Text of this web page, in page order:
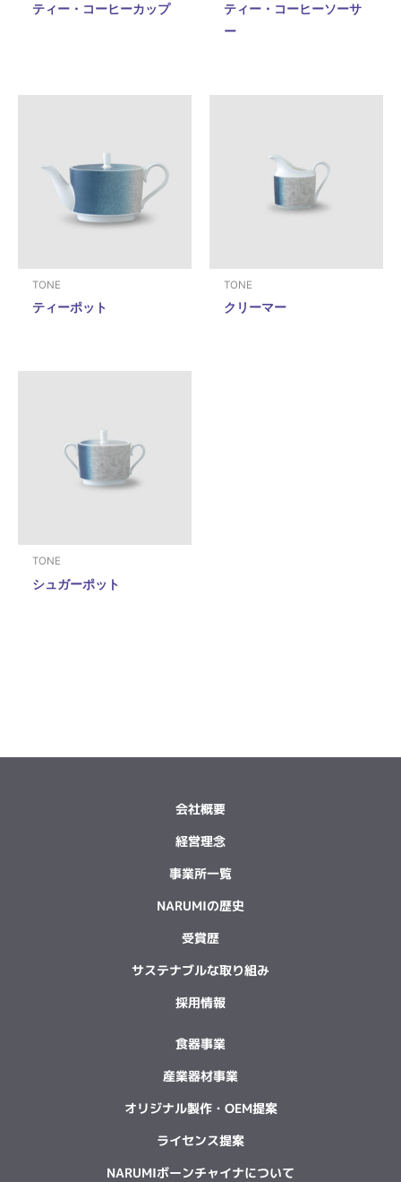
ティー・コーヒーカップ
ティー・コーヒーソーサ
ー
TONE
ティーポット
TONE
クリーマー
TONE
シュガーポット
会社概要
経営理念
事業所一覧
NARUMIの歴史
受賞歴
サステナブルな取り組み
採用情報
食器事業
産業器材事業
オリジナル製作・OEM提案
ライセンス提案
NARUMIボーンチャイナについて